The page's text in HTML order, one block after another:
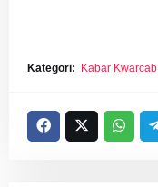
Kategori: Kabar Kwarcab